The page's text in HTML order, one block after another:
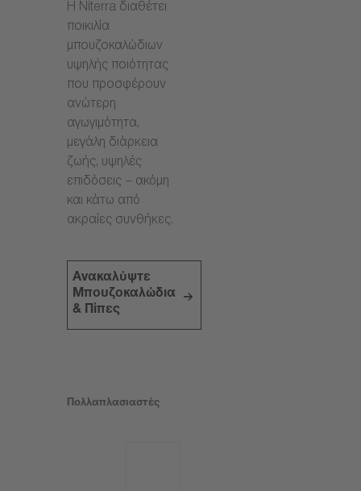
Η Niterra διαθέτει
ποικιλία
μπουζοκαλώδιων
υψηλής ποιότητας
που προσφέρουν
ανώτερη
αγωγιμότητα,
μεγάλη διάρκεια
ζωής, υψηλές
επιδόσεις – ακόμη
και κάτω από
ακραίες συνθήκες.
Ανακαλύψτε
Μπουζοκαλώδια
& Πίπες
Πολλαπλασιαστές